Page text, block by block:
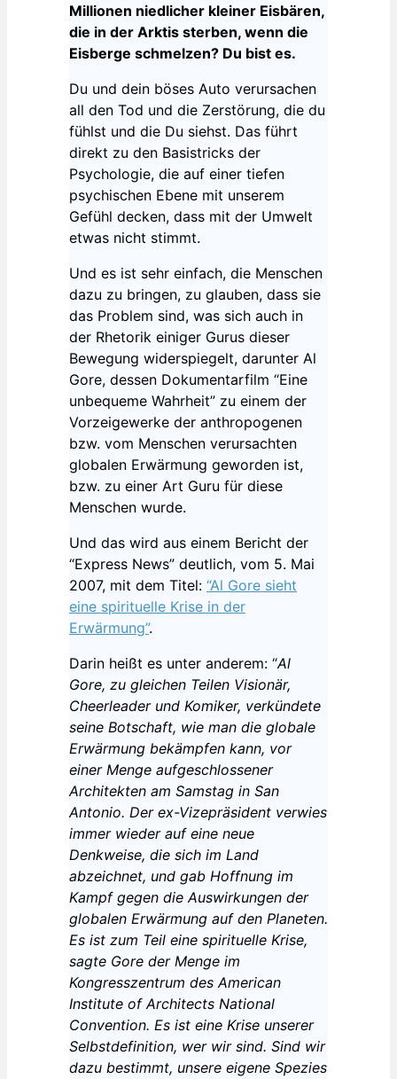
Millionen niedlicher kleiner Eisbären,
die in der Arktis sterben, wenn die
Eisberge schmelzen? Du bist es.
Du und dein böses Auto verursachen
all den Tod und die Zerstörung, die du
fühlst und die Du siehst. Das führt
direkt zu den Basistricks der
Psychologie, die auf einer tiefen
psychischen Ebene mit unserem
Gefühl decken, dass mit der Umwelt
etwas nicht stimmt.
Und es ist sehr einfach, die Menschen
dazu zu bringen, zu glauben, dass sie
das Problem sind, was sich auch in
der Rhetorik einiger Gurus dieser
Bewegung widerspiegelt, darunter Al
Gore, dessen Dokumentarfilm “Eine
unbequeme Wahrheit” zu einem der
Vorzeigewerke der anthropogenen
bzw. vom Menschen verursachten
globalen Erwärmung geworden ist,
bzw. zu einer Art Guru für diese
Menschen wurde.
Und das wird aus einem Bericht der
“Express News” deutlich, vom 5. Mai
2007, mit dem Titel: “Al Gore sieht
eine spirituelle Krise in der
Erwärmung”.
Darin heißt es unter anderem: “Al
Gore, zu gleichen Teilen Visionär,
Cheerleader und Komiker, verkündete
seine Botschaft, wie man die globale
Erwärmung bekämpfen kann, vor
einer Menge aufgeschlossener
Architekten am Samstag in San
Antonio. Der ex-Vizepräsident verwies
immer wieder auf eine neue
Denkweise, die sich im Land
abzeichnet, und gab Hoffnung im
Kampf gegen die Auswirkungen der
globalen Erwärmung auf den Planeten.
Es ist zum Teil eine spirituelle Krise,
sagte Gore der Menge im
Kongresszentrum des American
Institute of Architects National
Convention. Es ist eine Krise unserer
Selbstdefinition, wer wir sind. Sind wir
dazu bestimmt, unsere eigene Spezies